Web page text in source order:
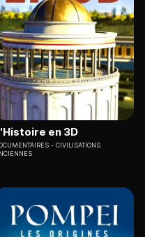
en 3D
CIVILISATIONS